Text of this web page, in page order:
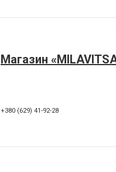
Магазин
+380 (629) 41-92-28